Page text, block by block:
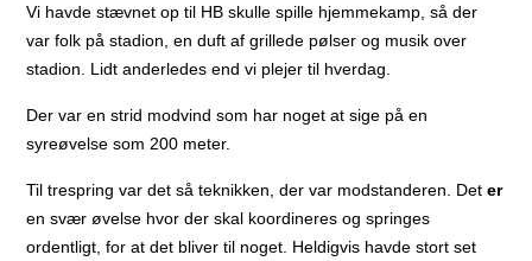
Vi havde stævnet op til HB skulle spille hjemmekamp, så der
var folk på stadion, en duft af grillede pølser og musik over
stadion. Lidt anderledes end vi plejer til hverdag.
Der var en strid modvind som har noget at sige på en
syreøvelse som 200 meter.
Til trespring var det så teknikken, der var modstanderen. Deter
en svær øvelse hvor der skal koordineres og springes
ordentligt, for at det bliver til noget. Heldigvis havde stort set